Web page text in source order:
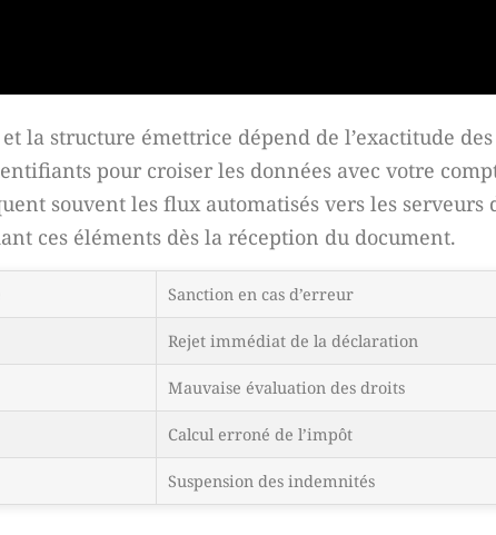
structure émettrice dépend de l’exactitude des
pour croiser les données avec votre
souvent les flux automatisés vers les serveurs
ces éléments dès la réception du document.
Sanction en cas d’erreur
Rejet immédiat de la déclaration
Mauvaise évaluation des droits
Calcul erroné de l’impôt
Suspension des indemnités